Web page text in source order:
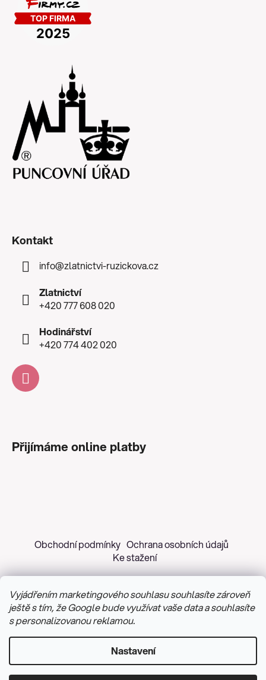
Vyjádřením marketingového souhlasu souhlasíte zároveň
ještě s tím, že Google bude využívat vaše data a souhlasíte
s personalizovanou reklamou.
Nastavení
Kontakt
info@zlatnictvi-ruzickova.cz
Zlatnictví
+420 777 608 020
Hodinářství
+420 774 402 020
Přijímáme online platby
Obchodní podmínky Ochrana osobních údajů
Ke stažení
Vytvořil Shoptet&PekneWeby
Upravit nastavení cookies